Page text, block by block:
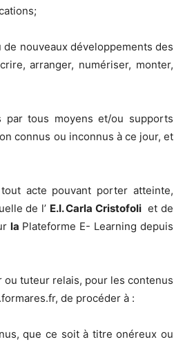
nouveaux développements des
arranger, numériser, monter,
tous moyens et/ou supports
connus ou inconnus à ce jour, et
tout acte pouvant porter atteinte,
de l’ E.I. Carla Cristofoli et de
la Plateforme E- Learning depuis
tuteur relais, pour les contenus
de procéder à :
que ce soit à titre onéreux ou